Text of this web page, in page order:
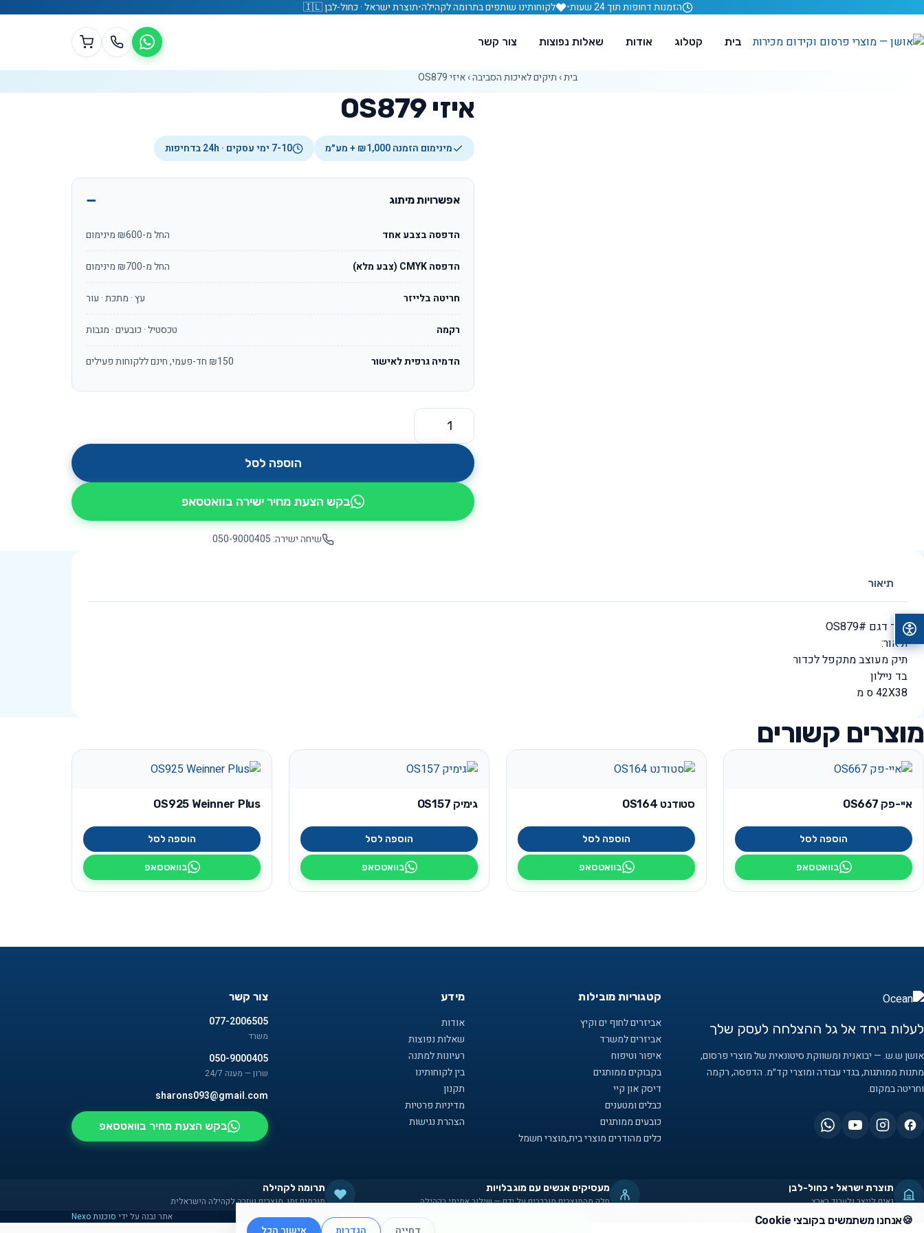
הזמנות דחופות תוך 24 שעות • לקוחותינו שותפים בתרומה לקהילה•תוצרת ישראל · כחול-לבן 🇮🇱
בית קטלוג אודות שאלות נפוצות צור קשר
בית› תיקים לאיכות הסביבה›איזי OS879
איזי OS879
מינימום הזמנה ₪1,000 + מע״מ 7-10 ימי עסקים · 24h בדחיפות
אפשרויות מיתוג
הדפסה בצבע אחד החל מ-₪600 מינימום
הדפסה CMYK (צבע מלא) החל מ-₪700 מינימום
חריטה בלייזר עץ · מתכת · עור
רקמה טכסטיל · כובעים · מגבות
הדמיה גרפית לאישור ₪150 חד-פעמי, חינם ללקוחות פעילים
כמות של איזי OS879
הוספה לסל
בקש הצעת מחיר ישירה בוואטסאפ
שיחה ישירה: 050-9000405
תיאור
קוד דגם #OS879
תיאור:
תיק מעוצב מתקפל לכדור
בד ניילון
42X38 ס מ
מוצרים קשורים
איי-פק OS667
הוספה לסל
בוואטסאפ
סטודנט OS164
הוספה לסל
בוואטסאפ
גימיק OS157
הוספה לסל
בוואטסאפ
OS925 Weinner Plus
הוספה לסל
בוואטסאפ
לעלות ביחד אל גל ההצלחה לעסק שלך
אושן ש.ש. — יבואנית ומשווקת סיטונאית של מוצרי פרסום,
מתנות ממותגות, בגדי עבודה ומוצרי קד״מ. הדפסה, רקמה
וחריטה במקום.
קטגוריות מובילות
אביזרים לחוף ים וקיץ
אביזרים למשרד
איפור וטיפוח
בקבוקים ממותגים
דיסק און קיי
כבלים ומטענים
כובעים ממותגים
כלים מהודרים מוצרי בית,מוצרי חשמל
מידע
אודות
שאלות נפוצות
רעיונות למתנה
בין לקוחותינו
תקנון
מדיניות פרטיות
הצהרת נגישות
צור קשר
077-2006505
משרד
050-9000405
שרון — מענה 24/7
sharons093@gmail.com
בקש הצעת מחיר בוואטסאפ
תוצרת ישראל · כחול-לבן
גאים לייצר ולעבוד בארץ
מעסיקים אנשים עם מוגבלויות
חלק מהמוצרים מורכבים על ידם — שילוב אמיתי בקהילה
תרומה לקהילה
תורמים זמן, מוצרים ועזרה לקהילה הישראלית
נגישות אתר נבנה על ידי סוכנות Nexo
אנחנו יכולים לעזור לכם למצוא את מה שאתם צריכים
🍪אנחנו משתמשים בקובצי Cookie